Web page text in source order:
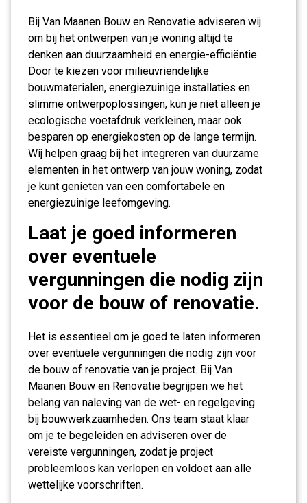
Bij Van Maanen Bouw en Renovatie adviseren wij
om bij het ontwerpen van je woning altijd te
denken aan duurzaamheid en energie-efficiëntie.
Door te kiezen voor milieuvriendelijke
bouwmaterialen, energiezuinige installaties en
slimme ontwerpoplossingen, kun je niet alleen je
ecologische voetafdruk verkleinen, maar ook
besparen op energiekosten op de lange termijn.
Wij helpen graag bij het integreren van duurzame
elementen in het ontwerp van jouw woning, zodat
je kunt genieten van een comfortabele en
energiezuinige leefomgeving.
Laat je goed informeren
over eventuele
vergunningen die nodig zijn
voor de bouw of renovatie.
Het is essentieel om je goed te laten informeren
over eventuele vergunningen die nodig zijn voor
de bouw of renovatie van je project. Bij Van
Maanen Bouw en Renovatie begrijpen we het
belang van naleving van de wet- en regelgeving
bij bouwwerkzaamheden. Ons team staat klaar
om je te begeleiden en adviseren over de
vereiste vergunningen, zodat je project
probleemloos kan verlopen en voldoet aan alle
wettelijke voorschriften.